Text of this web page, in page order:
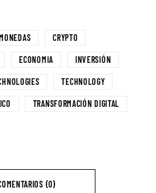
CRYPTO
ECONOMIA INVERSIÓN
TECHNOLOGY
TRANSFORMACIÓN DIGITAL
(0)